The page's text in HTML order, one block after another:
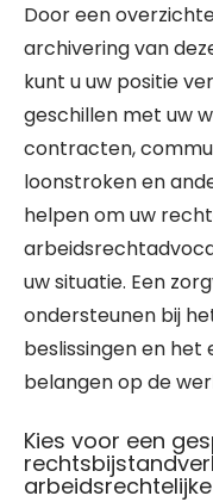
Door een
archivering van
kunt u uw positie
geschillen met uw
contracten,
loonstroken en
helpen om uw
uw situatie. Een
ondersteunen bij
beslissingen en
belangen op de
Kies voor een